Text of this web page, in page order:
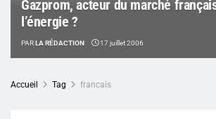
Gazprom, acteur du marché
l’énergie ?
PARLA RÉDACTION 17 juillet 2006
Accueil Tag francais